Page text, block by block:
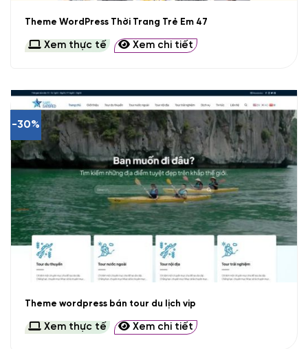
Theme WordPress Thời Trang Trẻ Em 47
Xem thực tế Xem chi tiết
-30%
Theme wordpress bán tour du lịch vip
Xem thực tế Xem chi tiết